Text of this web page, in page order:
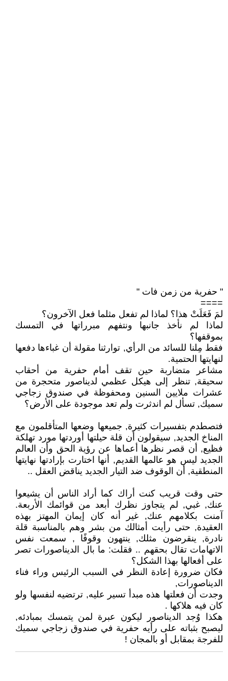
" حفرية من زمن فات "
====
لمَ فَعَلَتْ هذا؟ لماذا لم تفعل مثلما فعل الآخرون؟
لماذا لم نأخذ جانبها ونتفهم مبرراتها في التمسك
بموقفها؟
فقط مِلنا للسائد من الرأي, توارثنا مقولة أن غباءها دفعها
لنهايتها الحتمية.
مشاعر متضاربة حين تقف أمام حفرية من أحقاب
سحيقة, تنظر إلى هيكل عظمي لديناصور متحجرة من
عشرات ملايين السنين ومحفوظة في صندوق زجاجي
سميك, تسأل لم اندثرت ولم تعد موجودة على الأرض؟
فتصطدم بتفسيرات كثيرة, جميعها وضعها المتأقلمون مع
المناخ الجديد, سيقولون أن قلة حيلتها أوردتها مورد تهلكة
فظيع, أن قصر نظرها أعماها عن رؤية الحق وأن العالم
الجديد ليس هو عالمها القديم, أنها اختارت بإرادتها نهايتها
المنطقية, أن الوقوف ضد التيار الجديد يناقض العقل ..
حتى وقت قريب كنت أراك كما أراد الناس أن يشيعوا
عنك, غبي, لم يتجاوز نظرك أبعد من قوائمك الأربعة.
آمنت بكلامهم عنك, غير أنه كان إيمان المهتز بهذه
العقيدة, حتى رأيت أمثالك من بشر وهم بالمناسبة قلة
نادرة, ينقرضون مثلك, ينتهون وقوفًا , سمعت نفس
الاتهامات تقال بحقهم .. فقلت: ما بال الديناصورات تصر
على أفعالها بهذا الشكل؟
فكان ضرورة إعادة النظر في السبب الرئيس وراء فناء
الديناصورات,
وجدت أن فعلتها هذه مبدأ تسير عليه, ترتضيه لنفسها ولو
كان فيه هلاكها .
هكذا وُجد الديناصور ليكون عبرة لمن يتمسك بمبادئه,
ليصبح بثباته على رأيه حفرية في صندوق زجاجي سميك
للفرجة بمقابل أو بالمجان !